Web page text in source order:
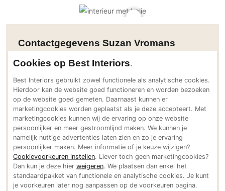
Gietvloeren
Houten vloeren
Vloerkleden
Afwerking
Wandafwerking
Beton Ciré
Behang / Wandtextiel
Natuursteen en keramiek
Leer
Schilderwerk
Contactgegevens Suzan Vromans
Interior architect
Adresgegevens
Standaard 24
5081 RT Hilvarenbeek
NL
Bereikbaar via
+31 (0) 6 82653636
suzan@suzanvromans.nl
suzanvromans.nl
Social media
Cookies op Best Interiors
Best Interiors gebruikt zowel functionele als analytische cookies.
Hierdoor kan de website goed functioneren en worden bezoeken
op de website goed gemeten. Daarnaast kunnen er
marketingcookies worden geplaatst als je deze accepteert. Met
marketingcookies kunnen wij de ervaring op onze website
persoonlijker en meer gestroomlijnd maken. We kunnen je
namelijk nuttige advertenties laten zien en zo je ervaring
persoonlijker maken. Meer informatie of je keuze wijzigen?
Cookievoorkeuren instellen. Liever toch geen marketingcookies?
Dan kun je deze hier weigeren. We plaatsen dan enkel het
standaardpakket van functionele en analytische cookies. Je kunt
je voorkeuren later nog aanpassen op de voorkeuren pagina.